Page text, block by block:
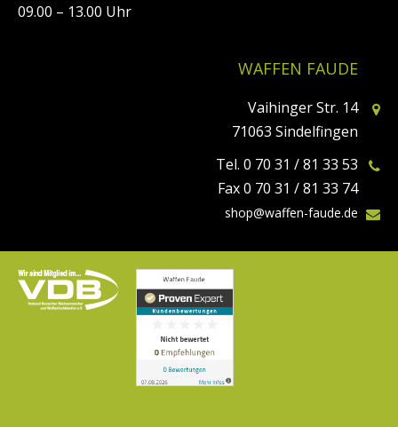
09.00 – 13.00 Uhr
WAFFEN FAUDE
Vaihinger Str. 14
71063 Sindelfingen
Tel. 0 70 31 / 81 33 53
Fax 0 70 31 / 81 33 74
shop@waffen-faude.de